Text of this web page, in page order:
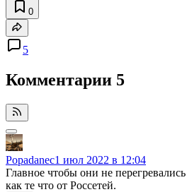
0
5
Комментарии 5
Popadanec1 июл 2022 в 12:04
Главное чтобы они не
как те что от Россетей.